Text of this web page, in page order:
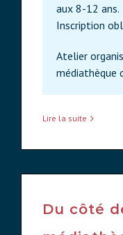
aux 8-12 ans.
Inscription
Atelier
médiathèque
Lire la suite
Du côté